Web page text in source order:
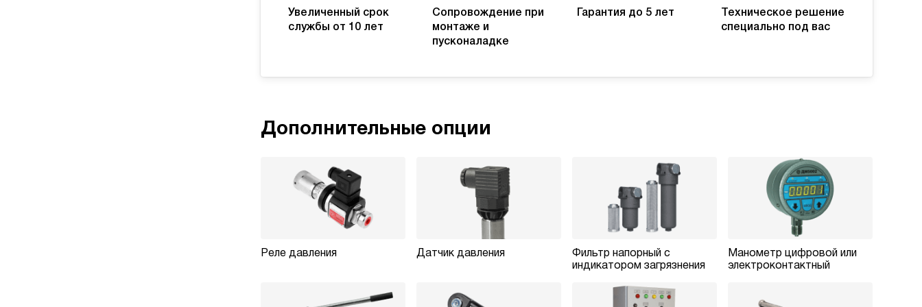
Увеличенный срок
службы от 10 лет
Сопровождение при
монтаже и
пусконаладке
Гарантия до 5 лет
Техническое решение
специально под вас
Дополнительные опции
Реле давления Датчик давления
Фильтр напорный с
индикатором загрязнения
Манометр цифровой или
электроконтактный